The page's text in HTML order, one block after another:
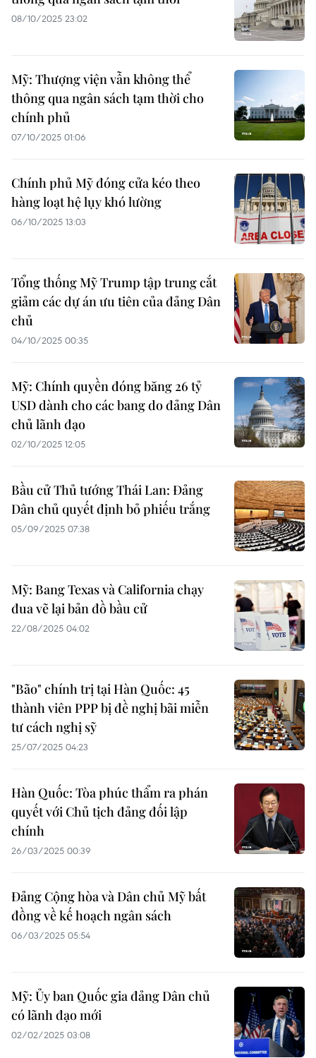
08/10/2025 23:02
Mỹ: Thượng viện vẫn không thể
thông qua ngân sách tạm thời cho
chính phủ
07/10/2025 01:06
Chính phủ Mỹ đóng cửa kéo theo
hàng loạt hệ lụy khó lường
06/10/2025 13:03
Tổng thống Mỹ Trump tập trung cắt
giảm các dự án ưu tiên của đảng Dân
chủ
04/10/2025 00:35
Mỹ: Chính quyền đóng băng 26 tỷ
USD dành cho các bang do đảng Dân
chủ lãnh đạo
02/10/2025 12:05
Bầu cử Thủ tướng Thái Lan: Đảng
Dân chủ quyết định bỏ phiếu trắng
05/09/2025 07:38
Mỹ: Bang Texas và California chạy
đua vẽ lại bản đồ bầu cử
22/08/2025 04:02
"Bão" chính trị tại Hàn Quốc: 45
thành viên PPP bị đề nghị bãi miễn
tư cách nghị sỹ
25/07/2025 04:23
Hàn Quốc: Tòa phúc thẩm ra phán
quyết với Chủ tịch đảng đối lập
chính
26/03/2025 00:39
Đảng Cộng hòa và Dân chủ Mỹ bất
đồng về kế hoạch ngân sách
06/03/2025 05:54
Mỹ: Ủy ban Quốc gia đảng Dân chủ
có lãnh đạo mới
02/02/2025 03:08